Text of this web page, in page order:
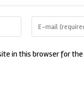
in this browser for